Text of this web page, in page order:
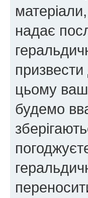
надає
призвести
цьому
будемо